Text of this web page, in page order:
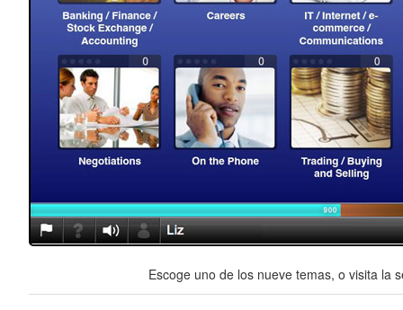
Escoge uno de los nueve temas, o visita la